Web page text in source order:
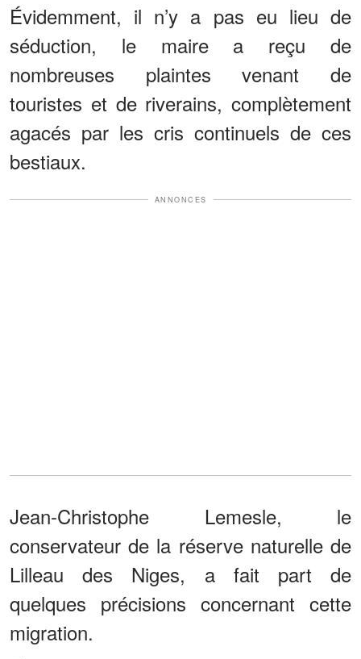
Évidemment, il n’y a pas eu lieu de
séduction, le maire a reçu de
nombreuses plaintes venant de
touristes et de riverains, complètement
agacés par les cris continuels de ces
bestiaux.
ANNONCES
Jean-Christophe Lemesle, le
conservateur de la réserve naturelle de
Lilleau des Niges, a fait part de
quelques précisions concernant cette
migration.